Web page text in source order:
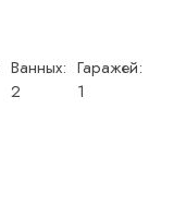
Ванных:
2
Гаражей:
1